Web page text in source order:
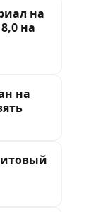
на
на
на